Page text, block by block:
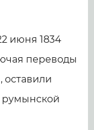
июня 1834
переводы
оставили
румынской